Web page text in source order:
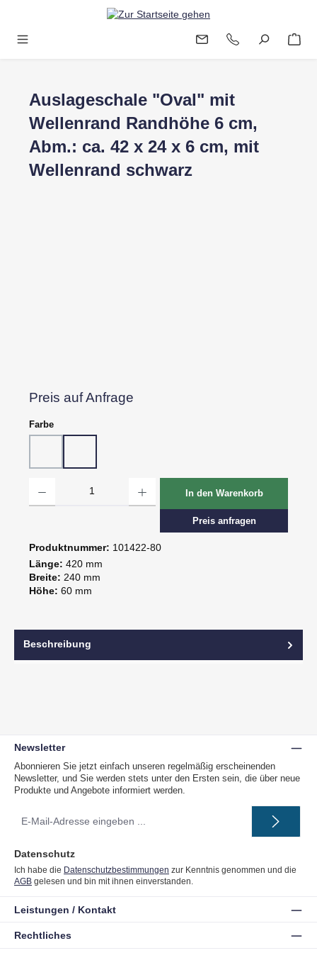
Zum Hauptinhalt springen
Auslageschale "Oval" mit
Wellenrand Randhöhe 6 cm,
Abm.: ca. 42 x 24 x 6 cm, mit
Wellenrand schwarz
Preis auf Anfrage
Farbeauswählen
In den Warenkorb
Preis anfragen
Produktnummer: 101422-80
Länge: 420 mm
Breite: 240 mm
Höhe: 60 mm
Beschreibung
Newsletter
Abonnieren Sie jetzt einfach unseren regelmäßig erscheinenden
Newsletter, und Sie werden stets unter den Ersten sein, die über neue
Produkte und Angebote informiert werden.
Mail-
Datenschutz
Ich habe die Datenschutzbestimmungen zur Kenntnis genommen und die
AGB gelesen und bin mit ihnen einverstanden.
Leistungen / Kontakt
Rechtliches